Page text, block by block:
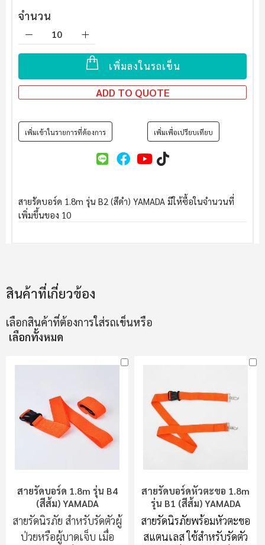
จำนวน
เพิ่มลงในรถเข็น
ADD TO QUOTE
เพิ่มเข้าในรายการที่ต้องการ เพิ่มเพื่อเปรียบเทียบ
สายรัดบอร์ด 1.8m รุ่น B2 (สีดำ) YAMADA มีให้ซื้อในจำนวนที่
เพิ่มขึ้นของ 10
สินค้าที่เกี่ยวข้อง
เลือกสินค้าที่ต้องการใส่รถเข็นหรือ
เลือกทั้งหมด
สายรัดบอร์ด 1.8m รุ่น B4
(สีส้ม) YAMADA
สายรัดนิรภัย สำหรับรัดตัวผู้
ป่วยหรือผู้บาดเจ็บ เมื่อ
สายรัดบอร์ดหัวตะขอ 1.8m
รุ่น B1 (สีส้ม) YAMADA
สายรัดนิรภัยพร้อมหัวตะขอ
สแตนเลส ใช้สำหรับรัดตัว